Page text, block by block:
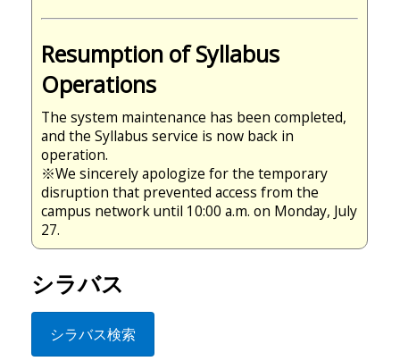
Resumption of Syllabus
Operations
The system maintenance has been completed,
and the Syllabus service is now back in
operation.
※We sincerely apologize for the temporary
disruption that prevented access from the
campus network until 10:00 a.m. on Monday, July
27.
シラバス
シラバス検索